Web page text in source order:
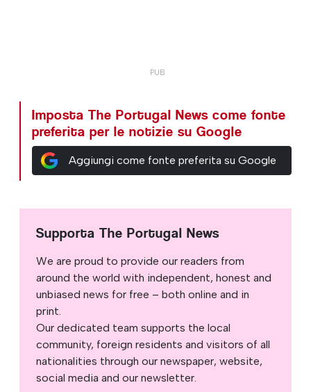
Imposta The Portugal News come fonte
preferita per le notizie su Google
Aggiungi come fonte preferita su Google
Supporta The Portugal News
We are proud to provide our readers from
around the world with independent, honest and
unbiased news for free – both online and in
print.
Our dedicated team supports the local
community, foreign residents and visitors of all
nationalities through our newspaper, website,
social media and our newsletter.